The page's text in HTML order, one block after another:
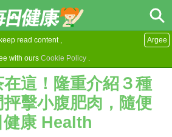
read content ,
with ours Cookie Policy .
Argee
這！隆重介紹３種
擊小腹肥肉，隨便
健康 Health